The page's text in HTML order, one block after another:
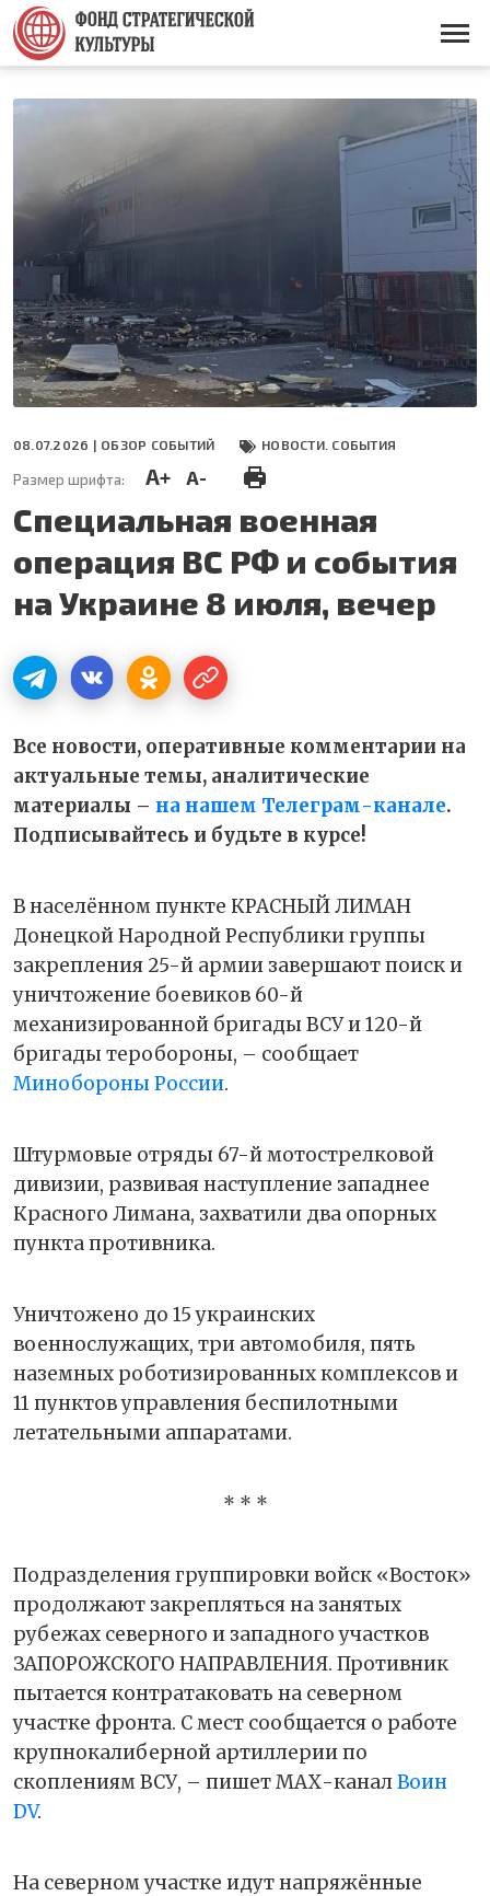
Перейти
основному
содержанию
Основная
08.07.2026 | ОБЗОР СОБЫТИЙ НОВОСТИ. СОБЫТИЯ
Размер шрифта: A+ A-
Специальная военная
операция ВС РФ и события
на Украине 8 июля, вечер
Все новости, оперативные комментарии на
актуальные темы, аналитические
материалы – на нашем Телеграм-канале.
Подписывайтесь и будьте в курсе!
В населённом пункте КРАСНЫЙ ЛИМАН
Донецкой Народной Республики группы
закрепления 25-й армии завершают поиск и
уничтожение боевиков 60-й
механизированной бригады ВСУ и 120-й
бригады теробороны, – сообщает
Минобороны России.
Штурмовые отряды 67-й мотострелковой
дивизии, развивая наступление западнее
Красного Лимана, захватили два опорных
пункта противника.
Уничтожено до 15 украинских
военнослужащих, три автомобиля, пять
наземных роботизированных комплексов и
11 пунктов управления беспилотными
летательными аппаратами.
* * *
Подразделения группировки войск «Восток»
продолжают закрепляться на занятых
рубежах северного и западного участков
ЗАПОРОЖСКОГО НАПРАВЛЕНИЯ. Противник
пытается контратаковать на северном
участке фронта. С мест сообщается о работе
крупнокалиберной артиллерии по
скоплениям ВСУ, – пишет МАХ-каналВоин
DV.
На северном участке идут напряжённые